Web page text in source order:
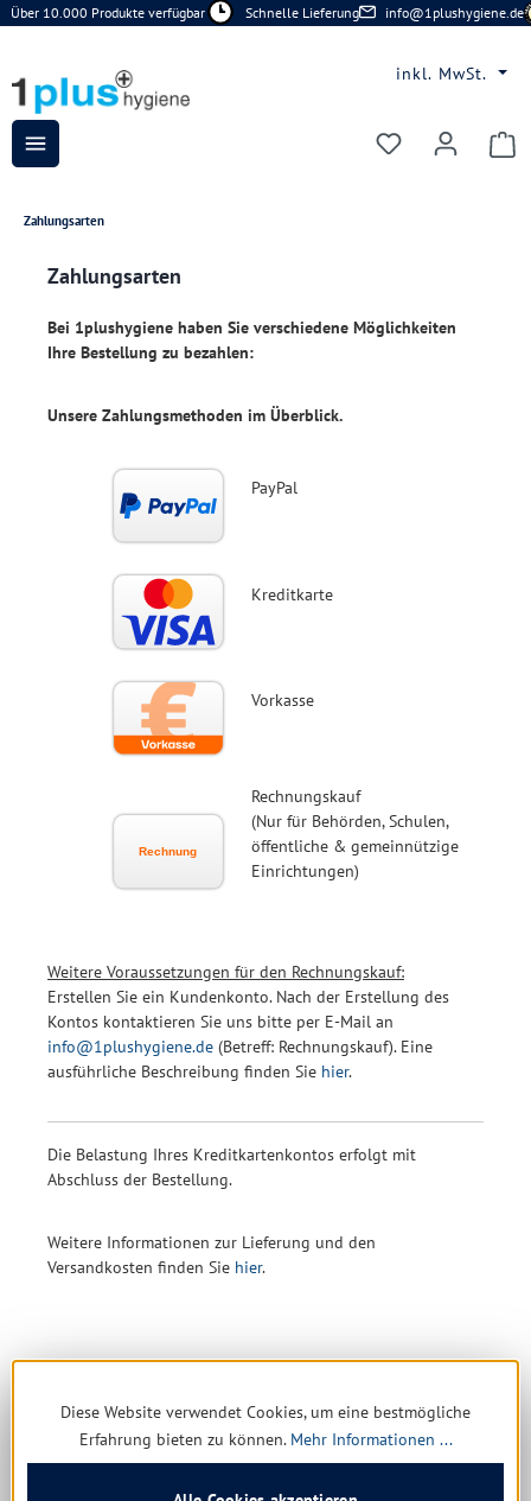
Zum Hauptinhalt springen
Über 10.000 Produkte verfügbar Schnelle Lieferung info@1plushygiene.de
inkl. MwSt.
Du hast 0
Zahlungsarten
Zahlungsarten
Bei 1plushygiene haben Sie verschiedene Möglichkeiten
Ihre Bestellung zu bezahlen:
Unsere Zahlungsmethoden im Überblick.
PayPal
Kreditkarte
Vorkasse
Rechnungskauf
(Nur für Behörden, Schulen,
öffentliche & gemeinnützige
Einrichtungen)
Weitere Voraussetzungen für den Rechnungskauf:
Erstellen Sie ein Kundenkonto. Nach der Erstellung des
Kontos kontaktieren Sie uns bitte per E-Mail an
info@1plushygiene.de (Betreff: Rechnungskauf). Eine
ausführliche Beschreibung finden Sie hier.
Die Belastung Ihres Kreditkartenkontos erfolgt mit
Abschluss der Bestellung.
Weitere Informationen zur Lieferung und den
Versandkosten finden Sie hier.
News & Angebote
Diese Website verwendet Cookies, um eine bestmögliche
Erfahrung bieten zu können. Mehr Informationen ...